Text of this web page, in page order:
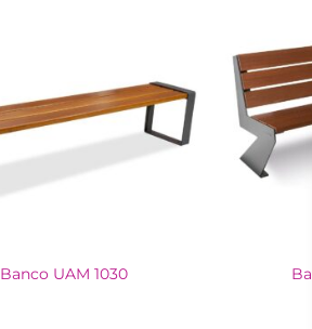
Banco UAM 1030